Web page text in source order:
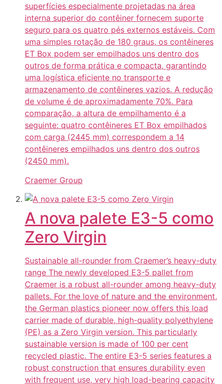
superfícies especialmente projetadas na área
interna superior do contêiner fornecem suporte
seguro para os quatro pés externos estáveis. Com
uma simples rotação de 180 graus, os contêineres
ET Box podem ser empilhados uns dentro dos
outros de forma prática e compacta, garantindo
uma logística eficiente no transporte e
armazenamento de contêineres vazios. A redução
de volume é de aproximadamente 70%. Para
comparação, a altura de empilhamento é a
seguinte: quatro contêineres ET Box empilhados
com carga (2445 mm) correspondem a 14
contêineres empilhados uns dentro dos outros
(2450 mm).
Craemer Group
A nova palete E3-5 como
Zero Virgin
Sustainable all-rounder from Craemer’s heavy-duty
range The newly developed E3-5 pallet from
Craemer is a robust all-rounder among heavy-duty
pallets. For the love of nature and the environment,
the German plastics pioneer now offers this load
carrier made of durable, high-quality polyethylene
(PE) as a Zero Virgin version. This particularly
sustainable version is made of 100 per cent
recycled plastic. The entire E3-5 series features a
robust construction that ensures durability even
with frequent use, very high load-bearing capacity